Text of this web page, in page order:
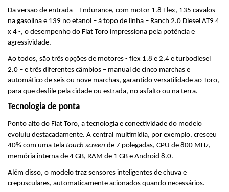
Da versão de entrada – Endurance, com motor 1.8 Flex, 135 cavalos
na gasolina e 139 no etanol – à topo de linha – Ranch 2.0 Diesel AT9 4
x 4 -, o desempenho do Fiat Toro impressiona pela potência e
agressividade.
Ao todos, são três opções de motores - flex 1.8 e 2.4 e turbodiesel
2.0 – e três diferentes câmbios – manual de cinco marchas e
automático de seis ou nove marchas, garantido versatilidade ao Toro,
para que desfile pela cidade ou estrada, no asfalto ou na terra.
Tecnologia de ponta
Ponto alto do Fiat Toro, a tecnologia e conectividade do modelo
evoluiu destacadamente. A central multimídia, por exemplo, cresceu
40% com uma tela touch screen de 7 polegadas, CPU de 800 MHz,
memória interna de 4 GB, RAM de 1 GB e Android 8.0.
Além disso, o modelo traz sensores inteligentes de chuva e
crepusculares, automaticamente acionados quando necessários.